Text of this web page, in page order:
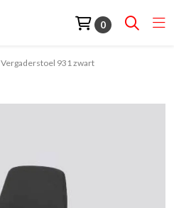
0
Vergaderstoel 931 zwart